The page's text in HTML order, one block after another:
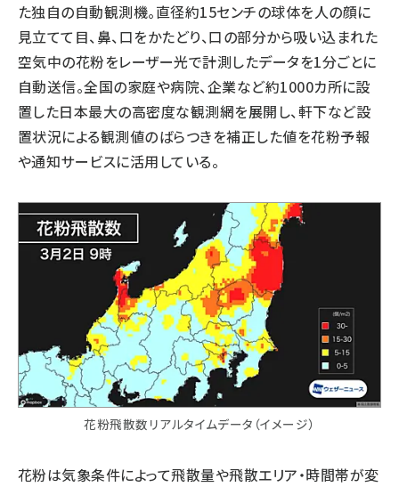
た独自の自動観測機。直径約15センチの球体を人の顔に
見立てて目、鼻、口をかたどり、口の部分から吸い込まれた
空気中の花粉をレーザー光で計測したデータを1分ごとに
自動送信。全国の家庭や病院、企業など約1000カ所に設
置した日本最大の高密度な観測網を展開し、軒下など設
置状況による観測値のばらつきを補正した値を花粉予報
や通知サービスに活用している。
花粉飛散数リアルタイムデータ（イメージ）
花粉は気象条件によって飛散量や飛散エリア・時間帯が変